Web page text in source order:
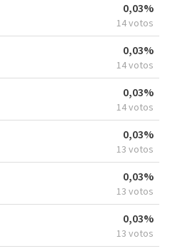
0,03%
14 votos
0,03%
14 votos
0,03%
14 votos
0,03%
13 votos
0,03%
13 votos
0,03%
13 votos